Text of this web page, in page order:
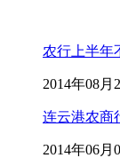
农行上半年
2014年08月
连云港农商
2014年06月